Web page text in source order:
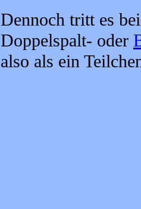
Dennoch tritt es
Doppelspalt- oder
also als ein